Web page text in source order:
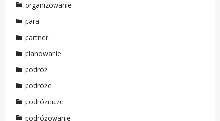
organizowanie
para
partner
planowanie
podróż
podróże
podróżnicze
podróżowanie